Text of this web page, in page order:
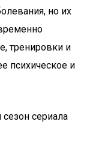
но их
тренировки и
психическое и
сериала